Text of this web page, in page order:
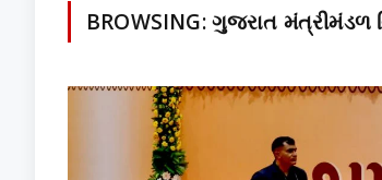
BROWSING:ગુજરાત મંત્રીમંડળ